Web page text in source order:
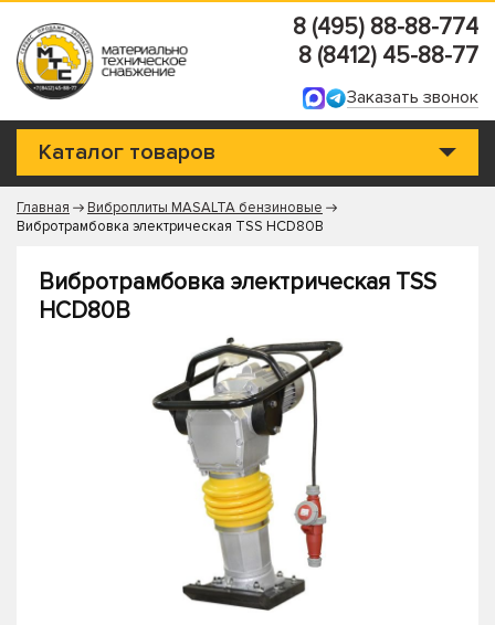
8 (495) 88-88-774
8 (8412) 45-88-77
Заказать звонок
Каталог товаров
Главная
Виброплиты MASALTA бензиновые
Вибротрамбовка электрическая TSS HCD80B
Вибротрамбовка электрическая TSS
HCD80B